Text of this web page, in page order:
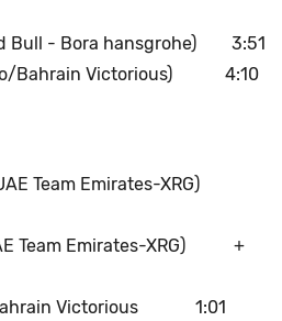
Bull - Bora hansgrohe) 3:51
Bahrain Victorious) 4:10
Team Emirates-XRG)
Team Emirates-XRG) +
Victorious 1:01